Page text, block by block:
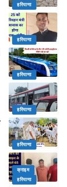
हरियाणा
हरियाणा
हरियाणा
हरियाणा
हरियाणा
क्राइम
हरियाणा